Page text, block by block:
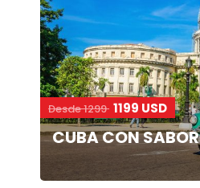
Desde 1299 1199 USD
CUBA CON SABOR